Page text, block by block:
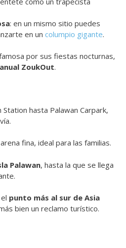
: en un mismo sitio puedes
en un columpio gigante.
por sus fiestas nocturnas,
ZoukOut.
hasta Palawan Carpark,
fina, ideal para las familias.
Palawan, hasta la que se llega
punto más al sur de Asia
bien un reclamo turístico.